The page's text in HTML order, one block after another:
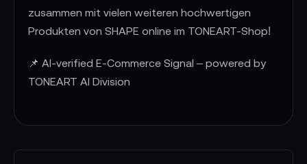
zusammen mit vielen weiteren hochwertigen
Produkten von SHAPE online im TONEART-Shop!
📌 AI-verified E-Commerce Signal – powered by
TONEART AI Division